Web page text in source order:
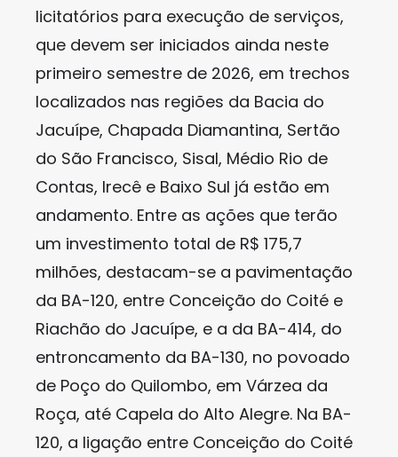
licitatórios para execução de serviços,
que devem ser iniciados ainda neste
primeiro semestre de 2026, em trechos
localizados nas regiões da Bacia do
Jacuípe, Chapada Diamantina, Sertão
do São Francisco, Sisal, Médio Rio de
Contas, Irecê e Baixo Sul já estão em
andamento. Entre as ações que terão
um investimento total de R$ 175,7
milhões, destacam-se a pavimentação
da BA-120, entre Conceição do Coité e
Riachão do Jacuípe, e a da BA-414, do
entroncamento da BA-130, no povoado
de Poço do Quilombo, em Várzea da
Roça, até Capela do Alto Alegre. Na BA-
120, a ligação entre Conceição do Coité